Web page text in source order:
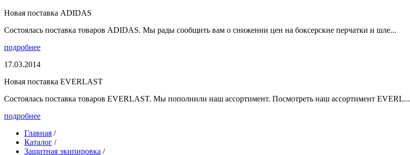
Новая поставка ADIDAS
Состоялась поставка товаров ADIDAS. Мы рады сообщить вам о снижении цен на боксерские перчатки и шле...
подробнее
17.03.2014
Новая поставка EVERLAST
Состоялась поставка товаров EVERLAST. Мы пополнили наш ассортимент. Посмотреть наш ассортимент EVERL...
подробнее
Главная /
Каталог /
Защитная экипировка /